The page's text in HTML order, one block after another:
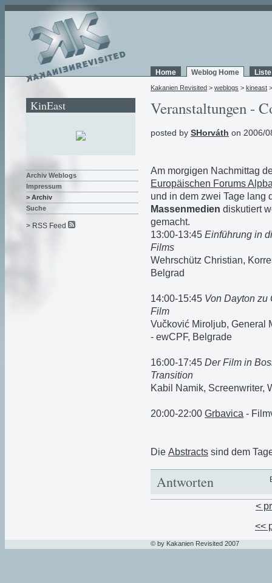
Home Weblog Home
Kakanien Revisited > weblogs > kineast
Veranstaltungen -
posted by SHorváth on 2006/
Am morgigen Nachmittag
Europäischen Forums
und in dem zwei Tage lang
Massenmedien diskutiert
gemacht.
13:00-13:45 Einführung in
Films
Wehrschütz Christian,
Belgrad
14:00-15:45 Von Dayton zu
Film
Vučković Miroljub, General
- ewCPF, Belgrade
16:00-17:45 Der Film in
Transition
Kabil Namik, Screenwriter,
20:00-22:00 Grbavica -
Die Abstracts sind dem
Antworten
<
<<
KinEast
Archiv Weblogs
Impressum
> Archiv
Suche
> RSS Feed
© by Kakanien Revisited 2007